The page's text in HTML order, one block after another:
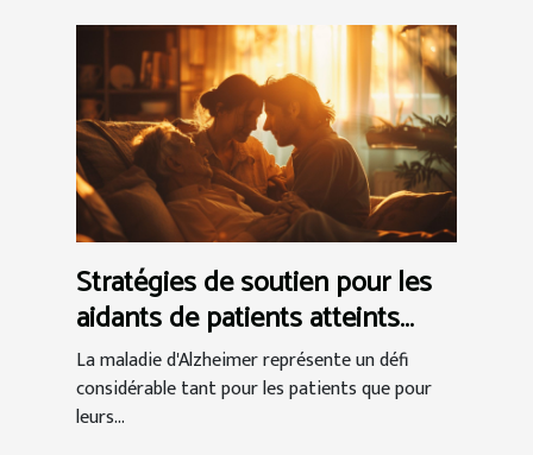
Stratégies de soutien pour les
aidants de patients atteints
d'Alzheimer
La maladie d'Alzheimer représente un défi
considérable tant pour les patients que pour
leurs...